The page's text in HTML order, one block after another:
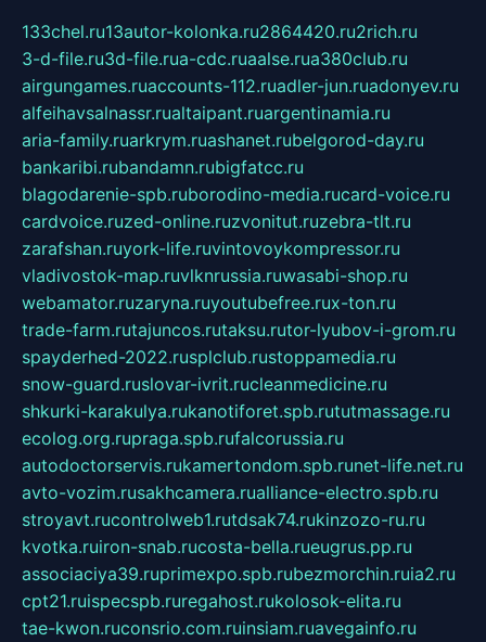
133chel.ru13autor-kolonka.ru2864420.ru2rich.ru
3-d-file.ru3d-file.rua-cdc.ruaalse.rua380club.ru
airgungames.ruaccounts-112.ruadler-jun.ruadonyev.ru
alfeihavsalnassr.rualtaipant.ruargentinamia.ru
aria-family.ruarkrym.ruashanet.rubelgorod-day.ru
bankaribi.rubandamn.rubigfatcc.ru
blagodarenie-spb.ruborodino-media.rucard-voice.ru
cardvoice.ruzed-online.ruzvonitut.ruzebra-tlt.ru
zarafshan.ruyork-life.ruvintovoykompressor.ru
vladivostok-map.ruvlknrussia.ruwasabi-shop.ru
webamator.ruzaryna.ruyoutubefree.rux-ton.ru
trade-farm.rutajuncos.rutaksu.rutor-lyubov-i-grom.ru
spayderhed-2022.rusplclub.rustoppamedia.ru
snow-guard.ruslovar-ivrit.rucleanmedicine.ru
shkurki-karakulya.rukanotiforet.spb.rututmassage.ru
ecolog.org.rupraga.spb.rufalcorussia.ru
autodoctorservis.rukamertondom.spb.runet-life.net.ru
avto-vozim.rusakhcamera.rualliance-electro.spb.ru
stroyavt.rucontrolweb1.rutdsak74.rukinzozo-ru.ru
kvotka.ruiron-snab.rucosta-bella.rueugrus.pp.ru
associaciya39.ruprimexpo.spb.rubezmorchin.ruia2.ru
cpt21.ruispecspb.ruregahost.rukolosok-elita.ru
tae-kwon.ruconsrio.com.ruinsiam.ruavegainfo.ru